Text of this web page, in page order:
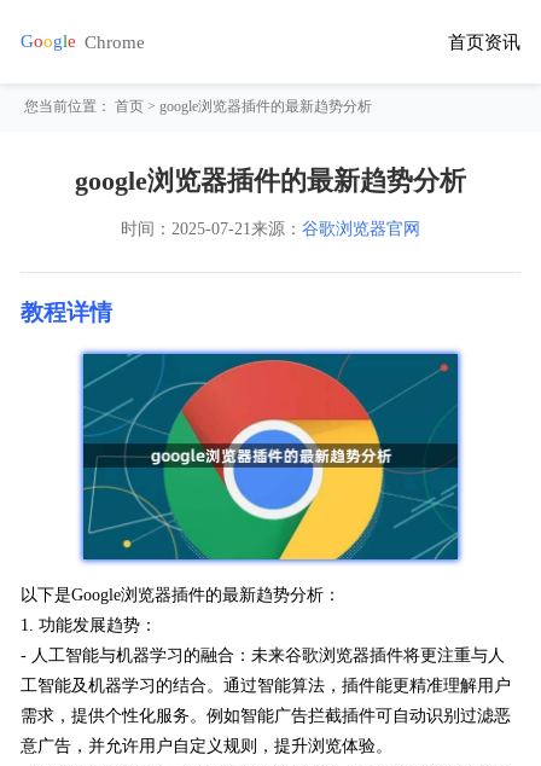
首页资讯
您当前位置：首页 > google浏览器插件的最新趋势分析
google浏览器插件的最新趋势分析
时间： 2025-07-21来源： 谷歌浏览器官网
教程详情
以下是Google浏览器插件的最新趋势分析：
1. 功能发展趋势：
- 人工智能与机器学习的融合：未来谷歌浏览器插件将更注重与人
工智能及机器学习的结合。通过智能算法，插件能更精准理解用户
需求，提供个性化服务。例如智能广告拦截插件可自动识别过滤恶
意广告，并允许用户自定义规则，提升浏览体验。